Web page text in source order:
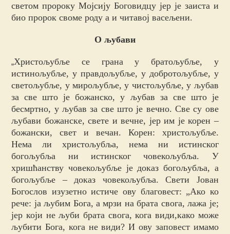
светом пророку Мојсију Боговидцу јер је заиста и
био пророк своме роду а и читавој васељени.
О љубави
„Христољубље се грана у братољубље, у
истинољубље, у правдољубље, у добротољубље, у
светољубље, у мирољубље, у чистољубље, у љубав
за све што је божанско, у љубав за све што је
бесмртно, у љубав за све што је вечно. Све су ове
љубави божанске, свете и вечне, јер им је корен –
божански, свет и вечан. Корен: христољубље.
Нема ли христољубља, нема ни истинског
богољубља ни истинског човекољубља. У
хришћанству човекољубље је доказ богољубља, а
богољубље – доказ човекољубља. Свети Јован
Богослов изузетно истиче ову благовест: „Ако ко
рече: ја љубим Бога, а мрзи на брата свога, лажа је;
јер који не љуби брата свога, кога види,како може
љубити Бога, кога не види? И ову заповест имамо